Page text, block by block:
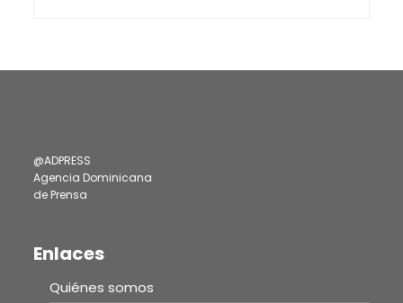
@ADPRESS
Agencia Dominicana
de Prensa
Enlaces
Quiénes somos